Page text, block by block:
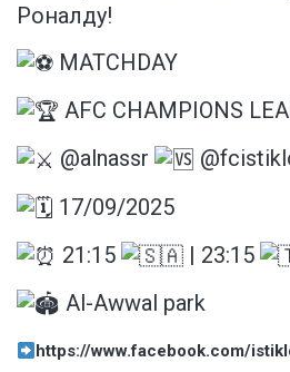
Роналду!
MATCHDAY
AFC CHAMPIONS
@alnassr
@
17/09/2025
21:15
| 23:15
Al-Awwal park
https://www.facebook.com/